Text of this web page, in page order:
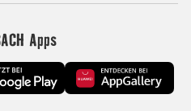
Apps